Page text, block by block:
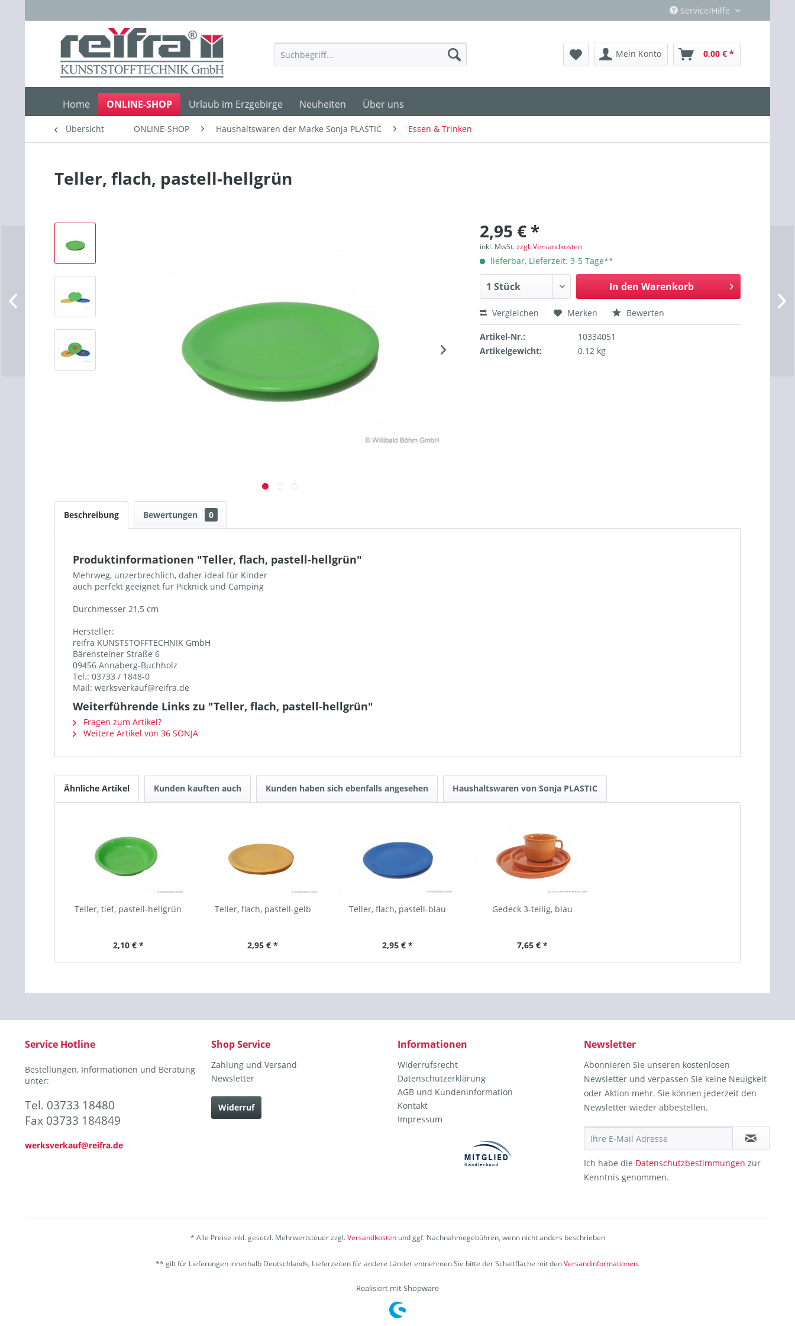
Service/Hilfe
Mein Konto 0,00 € *
Home ONLINE-SHOP Urlaub im Erzgebirge Neuheiten Über uns
Übersicht ONLINE-SHOP Haushaltswaren der Marke Sonja PLASTIC Essen & Trinken
Teller, flach, pastell-hellgrün
2,95 € *
inkl. MwSt.zzgl. Versandkosten
lieferbar, Lieferzeit: 3-5 Tage**
In den Warenkorb
Vergleichen Merken Bewerten
Artikel-Nr.:
10334051
Artikelgewicht:
0.12 kg
Beschreibung Bewertungen 0
Produktinformationen "Teller, flach, pastell-hellgrün"
Mehrweg, unzerbrechlich, daher ideal für Kinder
auch perfekt geeignet für Picknick und Camping
Durchmesser 21,5 cm
Hersteller:
reifra KUNSTSTOFFTECHNIK GmbH
Bärensteiner Straße 6
09456 Annaberg-Buchholz
Tel.: 03733 / 1848-0
Mail: werksverkauf@reifra.de
Weiterführende Links zu "Teller, flach, pastell-hellgrün"
Fragen zum Artikel?
Weitere Artikel von 36 SONJA
Ähnliche Artikel Kunden kauften auch Kunden haben sich ebenfalls angesehen Haushaltswaren von Sonja PLASTIC
Teller, tief, pastell-hellgrün
2,10 € *
Teller, flach, pastell-gelb
2,95 € *
Teller, flach, pastell-blau
2,95 € *
Gedeck 3-teilig, blau
7,65 € *
Service Hotline
Bestellungen, Informationen und Beratung
unter:
Tel. 03733 18480
Fax 03733 184849
werksverkauf@reifra.de
Shop Service
Zahlung und Versand
Newsletter
Widerruf
Informationen
Widerrufsrecht
Datenschutzerklärung
AGB und Kundeninformation
Kontakt
Impressum
Newsletter
Abonnieren Sie unseren kostenlosen
Newsletter und verpassen Sie keine Neuigkeit
oder Aktion mehr. Sie können jederzeit den
Newsletter wieder abbestellen.
Ich habe die Datenschutzbestimmungen zur
Kenntnis genommen.
* Alle Preise inkl. gesetzl. Mehrwertsteuer zzgl.Versandkostenund ggf. Nachnahmegebühren, wenn nicht anders beschrieben
** gilt für Lieferungen innerhalb Deutschlands, Lieferzeiten für andere Länder entnehmen Sie bitte der Schaltfläche mit denVersandinformationen.
Realisiert mit Shopware